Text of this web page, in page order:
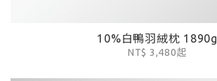
10%白鴨羽絨枕 1890g
NT$ 3,480起